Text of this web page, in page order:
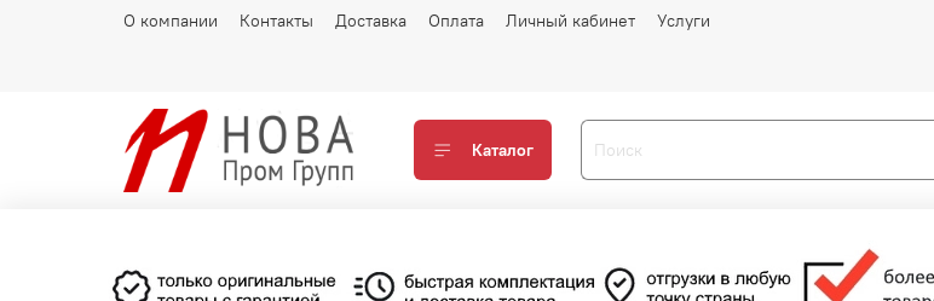
О компании Контакты Доставка Оплата Личный кабинет Услуги
Каталог